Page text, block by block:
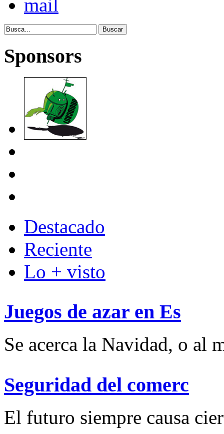
Sponsors
Destacado
Reciente
Lo + visto
Juegos de azar en Es
Se acerca la Navidad, o al
Seguridad del comerc
El futuro siempre causa